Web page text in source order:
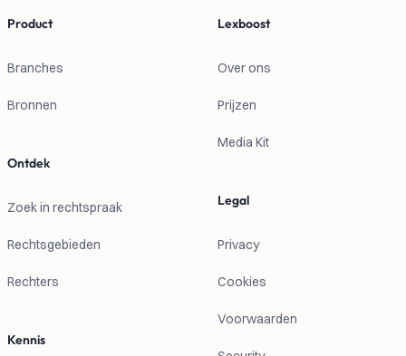
Product
Branches
Bronnen
Ontdek
Zoek in rechtspraak
Rechtsgebieden
Rechters
Kennis
Lexboost
Over ons
Prijzen
Media Kit
Legal
Privacy
Cookies
Voorwaarden